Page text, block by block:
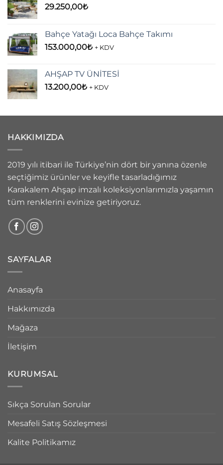
29.250,00₺
Bahçe Yatağı Loca Bahçe Takımı
153.000,00₺ + KDV
AHŞAP TV ÜNİTESİ
13.200,00₺ + KDV
HAKKIMIZDA
2019 yılı itibari ile Türkiye’nin dört bir yanına özenle
seçtiğimiz ürünler ve keyifle tasarladığımız
Karakalem Ahşap imzalı koleksiyonlarımızla yaşamın
tüm renklerini evinize getiriyoruz.
SAYFALAR
Anasayfa
Hakkımızda
Mağaza
İletişim
KURUMSAL
Sıkça Sorulan Sorular
Mesafeli Satış Sözleşmesi
Kalite Politikamız